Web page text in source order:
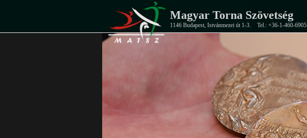
Magyar Torna Szövetség
1146 Budapest, Istvánmezei út 1-3. Tel.: +36-1-460-6905